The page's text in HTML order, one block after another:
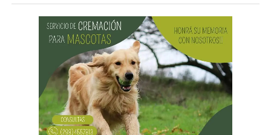
La discusión quedó centrada en una pregunta: cuál
era su capacidad económica real.
El primer tramo de la respuesta apareció en los
informes tributarios. La Agencia de Recaudación
Tributaria de Río Negro informó que el progenitor
figuraba inscripto en actividades vinculadas con
servicios gastronómicos, asesoramiento y gestión